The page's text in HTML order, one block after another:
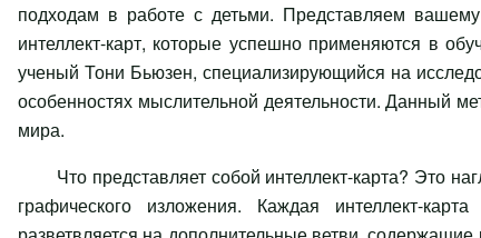
подходам в работе с детьми. Представляем
интеллект-карт, которые успешно применяются в
ученый Тони Бьюзен, специализирующийся на
особенностях мыслительной деятельности. Данный
мира.
Что представляет собой интеллект-карта? Это
графического изложения. Каждая интеллект-